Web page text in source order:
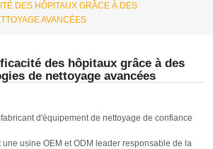
DES HÔPITAUX GRÂCE À DES
AVANCÉES
des hôpitaux grâce à des
de nettoyage avancées
d'équipement de nettoyage de confiance
usine OEM et ODM leader responsable de la